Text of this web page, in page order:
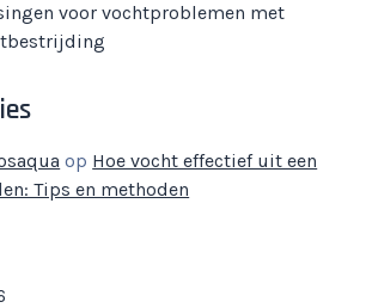
voor vochtproblemen met
op Hoe vocht effectief uit een
Tips en methoden